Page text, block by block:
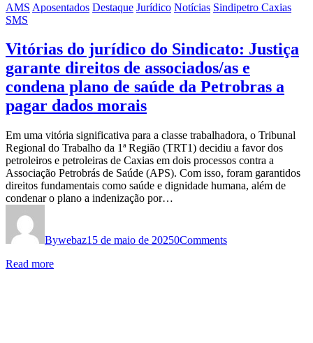
AMS Aposentados Destaque Jurídico Notícias Sindipetro Caxias
SMS
Vitórias do jurídico do Sindicato: Justiça
garante direitos de associados/as e
condena plano de saúde da Petrobras a
pagar dados morais
Em uma vitória significativa para a classe trabalhadora, o Tribunal
Regional do Trabalho da 1ª Região (TRT1) decidiu a favor dos
petroleiros e petroleiras de Caxias em dois processos contra a
Associação Petrobrás de Saúde (APS). Com isso, foram garantidos
direitos fundamentais como saúde e dignidade humana, além de
condenar o plano a indenização por…
Bywebaz15 de maio de 20250Comments
Read more